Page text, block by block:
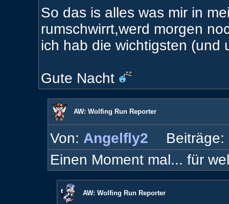
So das is alles was mir in
rumschwirrt,werd morgen
ich hab die wichtigsten (und
Gute Nacht
AW: Wolfing Run Reporter
Von: Angelfly2
Einen Moment mal... für
AW: Wolfing Run Reporter